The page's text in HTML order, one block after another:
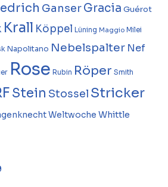
GanserGracia Guérot
Krall Köppel Lüning Maggio Milei
Napolitano Nebelspalter Nef
Rose Rubin Röper Smith
Stein Stossel Stricker
Weltwoche Whittle